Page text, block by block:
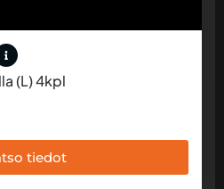
(L) 4kpl
tiedot